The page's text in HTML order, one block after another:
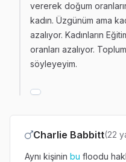
vererek doğum
kadın. Üzgünüm ama
azalıyor. Kadınların
oranları azalıyor.
söyleyeyim.
Charlie Babbitt(22
Aynı kişinin bu floodu